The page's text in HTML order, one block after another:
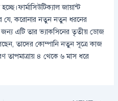
জায়ান্ট
যে, করোনার নতুন নতুন ধরনের
এটি তার ভ্যাকসিনের তৃতীয় ডোজ
তাদের কোম্পানি নতুন সূত্রে কাজ
তাপমাত্রায় ৪ থেকে ৬ মাস ধরে